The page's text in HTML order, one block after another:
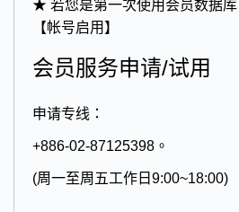
★ 若您是第一次使用会员数据
【帐号启用】
会员服务申请/试用
申请专线：
+886-02-87125398。
(周一至周五工作日9:00~18:00)